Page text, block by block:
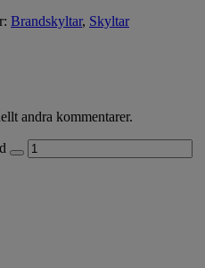
Brandskyltar, Skyltar
andra kommentarer.